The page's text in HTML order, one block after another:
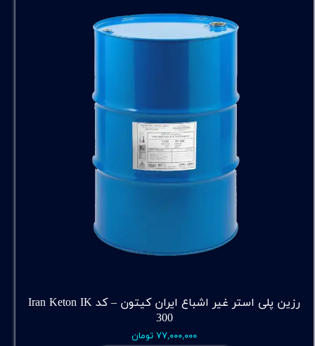
رزین پلی استر غیر اشباع ایران کیتون – کد Iran Keton IK
300
۷۷,۰۰۰,۰۰۰ تومان